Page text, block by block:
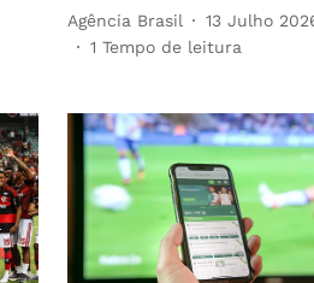
Agência Brasil
13 Julho
1 Tempo de leitura